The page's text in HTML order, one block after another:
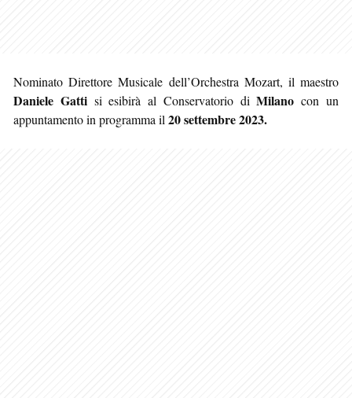
Nominato Direttore Musicale dell’Orchestra Mozart, il maestro
Daniele Gattisi esibirà al Conservatorio diMilano con un
appuntamento in programma il 20 settembre 2023.